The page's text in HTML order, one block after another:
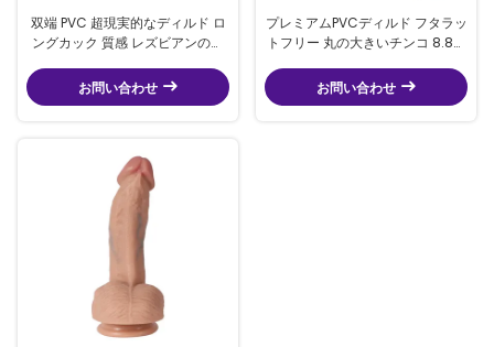
双端 PVC 超現実的なディルド ロ
ングカック 質感 レズビアンのた
お問い合わせ
プレミアムPVCディルド フタラッ
トフリー 丸の大きいチンコ 8.8イ
お問い合わせ